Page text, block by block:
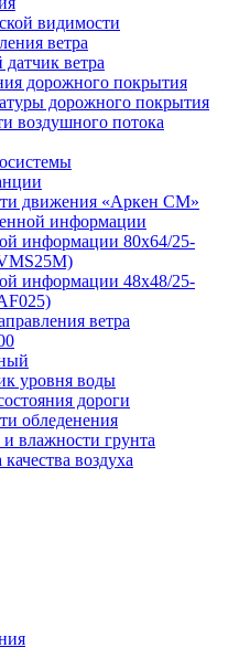
видимости
ветра
датчик ветра
дорожного покрытия
дорожного покрытия
воздушного потока
движения «Аркен СМ»
информации
информации 80х64/25-
информации 48х48/25-
ветра
уровня воды
дороги
обледенения
влажности грунта
воздуха